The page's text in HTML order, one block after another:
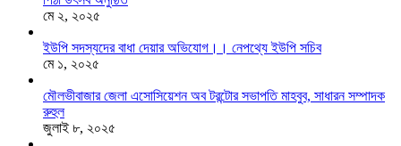
মে ২, ২০২৫
ইউপি সদস্যদের বাধা দেয়ার অভিযোগ।। নেপথ্যে ইউপি সচিব
মে ১, ২০২৫
মৌলভীবাজার জেলা এসোসিয়েশন অব টরন্টোর সভাপতি মাহবুব, সাধারন সম্পাদক
রুহুল
জুলাই ৮, ২০২৫